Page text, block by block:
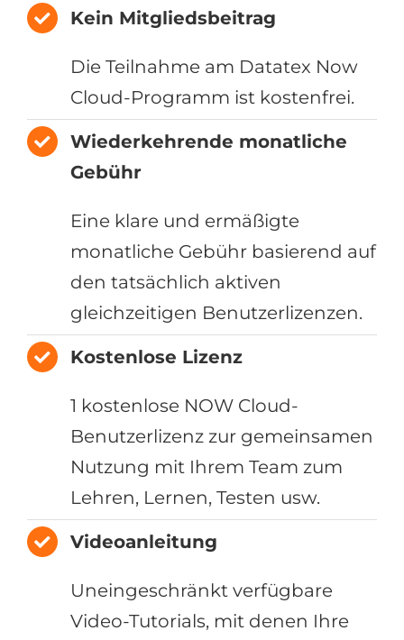
Kein Mitgliedsbeitrag
Die Teilnahme am Datatex Now
Cloud-Programm ist kostenfrei.
Wiederkehrende monatliche
Gebühr
Eine klare und ermäßigte
monatliche Gebühr basierend auf
den tatsächlich aktiven
gleichzeitigen Benutzerlizenzen.
Kostenlose Lizenz
1 kostenlose NOW Cloud-
Benutzerlizenz zur gemeinsamen
Nutzung mit Ihrem Team zum
Lehren, Lernen, Testen usw.
Videoanleitung
Uneingeschränkt verfügbare
Video-Tutorials, mit denen Ihre